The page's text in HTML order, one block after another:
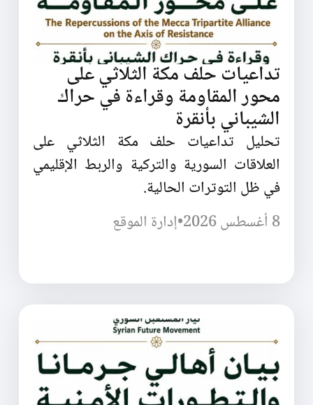
تداعيات حلف مكة الثلاثي على
محور المقاومة وقراءة في حراك
الشيباني بأنقرة
تحليل تداعيات حلف مكة الثلاثي على
العلاقات السورية والتركية والربط الإقليمي
في ظل التوترات الحالية.
8 أغسطس 2026
•إدارة الموقع